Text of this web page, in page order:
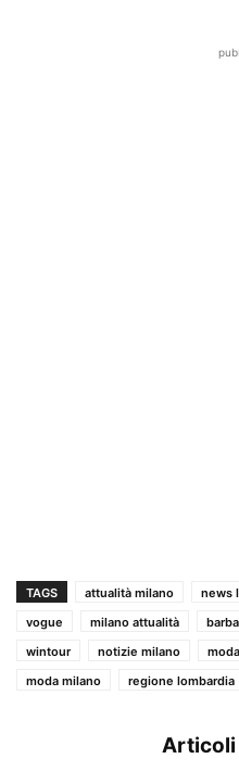
TAGS attualità milano news
vogue
milano attualità
wintour
notizie milano moda
moda milano
regione lombardia
Articoli